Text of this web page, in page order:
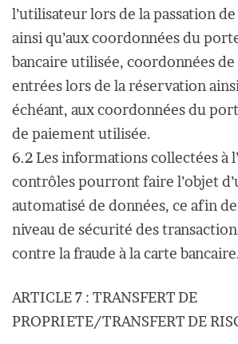
l’utilisateur lors de la passation
ainsi qu’aux coordonnées du
bancaire utilisée, coordonnées
entrées lors de la réservation
échéant, aux coordonnées du
de paiement utilisée.
6.2 Les informations collectées à
contrôles pourront faire l’objet
automatisé de données, ce afin
niveau de sécurité des
contre la fraude à la carte bancaire.
ARTICLE 7 : TRANSFERT DE
PROPRIETE/TRANSFERT DE